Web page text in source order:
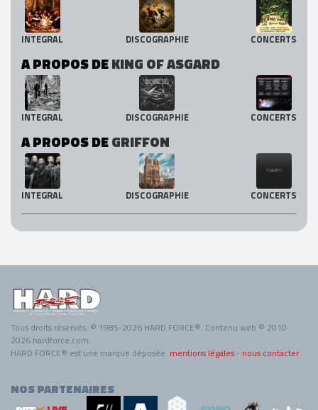
INTEGRAL DISCOGRAPHIE CONCERTS
A PROPOS DEKING OF ASGARD
INTEGRAL DISCOGRAPHIE CONCERTS
A PROPOS DEGRIFFON
INTEGRAL DISCOGRAPHIE CONCERTS
Tous droits réservés. © 1985-2026 HARD FORCE®. Contenu web © 2010-
2026 hardforce.com
HARD FORCE® est une marque déposée. mentions légales - nous contacter
NOS PARTENAIRES